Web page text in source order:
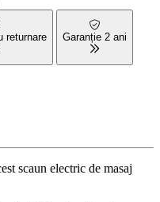
returnare Garanție 2 ani
scaun electric de masaj